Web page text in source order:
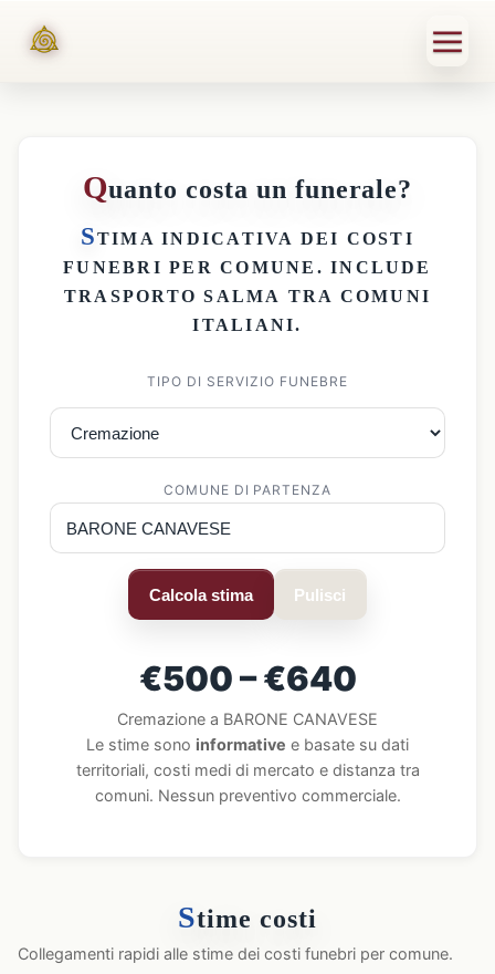
Quanto costa un funerale?
STIMA INDICATIVA DEI COSTI
FUNEBRI PER COMUNE . INCLUDE
TRASPORTO SALMA TRA COMUNI
ITALIANI.
TIPO DI SERVIZIO FUNEBRE
COMUNE DI PARTENZA
Calcola stima Pulisci
€500 – €640
Cremazione a BARONE CANAVESE
Le stime sono informative e basate su dati
territoriali, costi medi di mercato e distanza tra
comuni. Nessun preventivo commerciale.
Stime costi
Collegamenti rapidi alle stime dei costi funebri per comune.